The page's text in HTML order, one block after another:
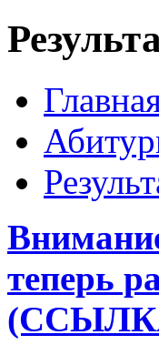
теперь